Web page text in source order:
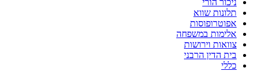
ניכור הורי
תלונות שווא
אפוטרופוסות
אלימות במשפחה
צוואות וירושות
בית הדין הרבני
כללי